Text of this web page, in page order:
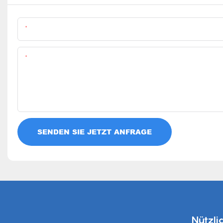
SENDEN SIE JETZT ANFRAGE